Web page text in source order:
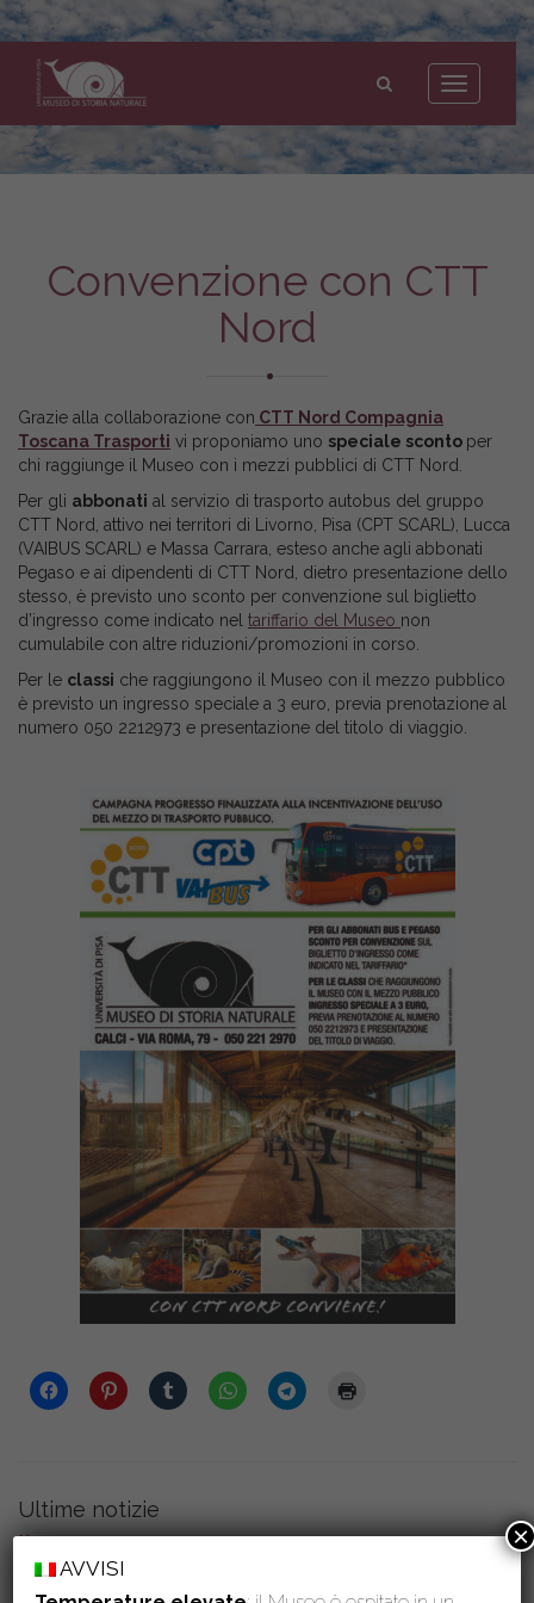
Toggle
navigation
Museo
di
Storia
Naturale
dell'Università
Convenzione con CTT
Nord
Grazie alla collaborazione con CTT Nord Compagnia
Toscana Trasporti vi proponiamo uno speciale sconto per
chi raggiunge il Museo con i mezzi pubblici di CTT Nord.
Per gli abbonati al servizio di trasporto autobus del gruppo
CTT Nord, attivo nei territori di Livorno, Pisa (CPT SCARL), Lucca
(VAIBUS SCARL) e Massa Carrara, esteso anche agli abbonati
Pegaso e ai dipendenti di CTT Nord, dietro presentazione dello
stesso, è previsto uno sconto per convenzione sul biglietto
d’ingresso come indicato nel tariffario del Museo non
cumulabile con altre riduzioni/promozioni in corso.
Per le classi che raggiungono il Museo con il mezzo pubblico
è previsto un ingresso speciale a 3 euro, previa prenotazione al
numero 050 2212973 e presentazione del titolo di viaggio.
Ultime notizie
Comune di San Giuliano Terme e Museo di Storia Naturale
dell’Università di Pisa insieme nella valorizzazione del Monte
AVVISI
×